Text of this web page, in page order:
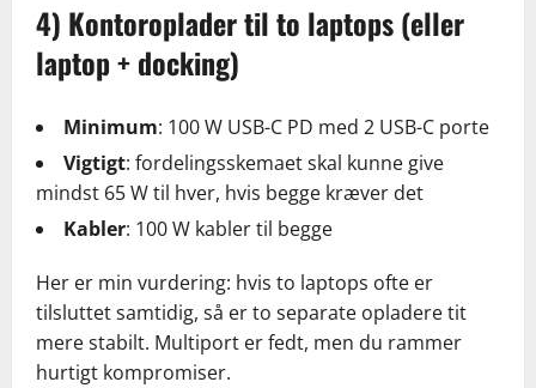
4) Kontoroplader til to laptops (eller
laptop + docking)
Minimum: 100 W USB-C PD med 2 USB-C porte
Vigtigt: fordelingsskemaet skal kunne give
mindst 65 W til hver, hvis begge kræver det
Kabler: 100 W kabler til begge
Her er min vurdering: hvis to laptops ofte er
tilsluttet samtidig, så er to separate opladere tit
mere stabilt. Multiport er fedt, men du rammer
hurtigt kompromiser.